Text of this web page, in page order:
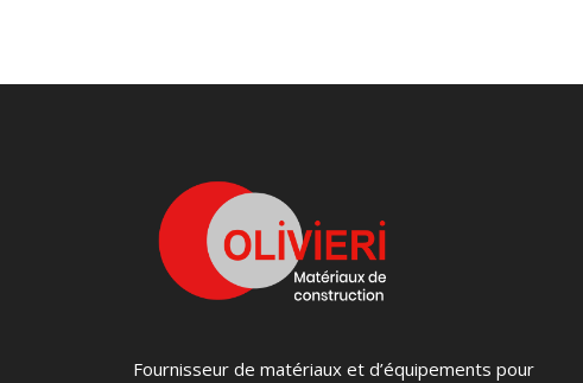
Fournisseur de matériaux et d’équipements pour